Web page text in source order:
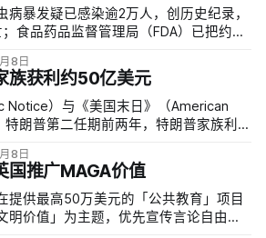
病暴发疑已感染逾2万人，创历史纪录，
食品药品监督管理局（FDA）已把约
清。
8日
族获利约50亿美元
Notice）与《美国末日》（American
朗普第二任期前两年，特朗普家族利润
务2025年收入6100万美元；
8日
国推广MAGA价值
提供最高50万美元的「公共教育」项目
明价值」为主题，优先宣传言论自由、